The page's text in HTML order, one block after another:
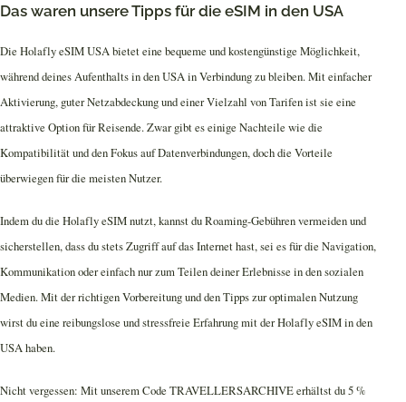
Das waren unsere Tipps für die eSIM in den USA
Die Holafly eSIM USA bietet eine bequeme und kostengünstige Möglichkeit,
während deines Aufenthalts in den USA in Verbindung zu bleiben. Mit einfacher
Aktivierung, guter Netzabdeckung und einer Vielzahl von Tarifen ist sie eine
attraktive Option für Reisende. Zwar gibt es einige Nachteile wie die
Kompatibilität und den Fokus auf Datenverbindungen, doch die Vorteile
überwiegen für die meisten Nutzer.
Indem du die Holafly eSIM nutzt, kannst du Roaming-Gebühren vermeiden und
sicherstellen, dass du stets Zugriff auf das Internet hast, sei es für die Navigation,
Kommunikation oder einfach nur zum Teilen deiner Erlebnisse in den sozialen
Medien. Mit der richtigen Vorbereitung und den Tipps zur optimalen Nutzung
wirst du eine reibungslose und stressfreie Erfahrung mit der Holafly eSIM in den
USA haben.
Nicht vergessen: Mit unserem Code TRAVELLERSARCHIVE erhältst du 5 %